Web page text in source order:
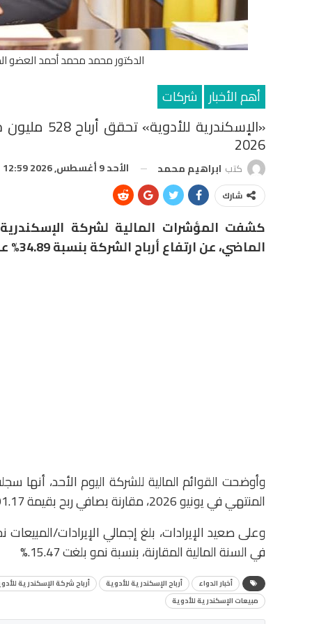
الدكتور محمد محمد أحمد العضو
أهم الأخبار شركات
2026
كتب ابراهيم محمد الأحد 9 أغسطس, 2026 12:59 م
شارك
كشفت المؤشرات المالية لشركة الإسكندرية
الماضي، عن ارتفاع أرباح الشركة بنسبة 34.89% على أساس سنوي.
المنتهي في يونيو 2026، مقارنة بصافي ربح بقيمة 391.17 مليون جنيه خلال السنة المالية المقارنة من العام السابق.
في السنة المالية المقارنة، بنسبة نمو بلغت 15.47.%
أخبار الدواء أرباح الإسكندرية للأدوية
أرباح شركة الإسكندرية
مبيعات الإسكندرية للأدوية